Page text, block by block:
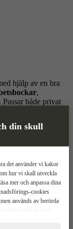
din skull
det använder vi kakor
hur vi skall utveckla
mer och anpassa dina
cookies
används av berörda
alla de krav
hjälp av en bra
,
både privat
medan en
planera transport